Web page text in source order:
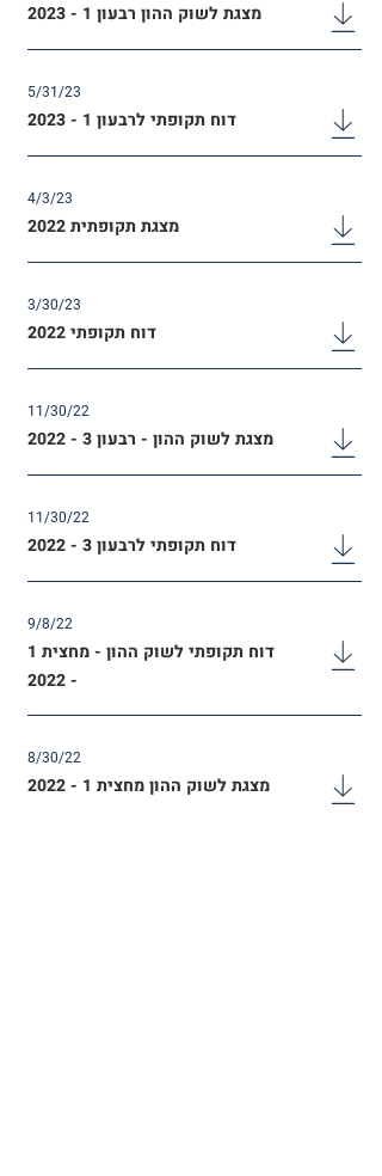
מצגת לשוק ההון רבעון 1 - 2023
5/31/23
דוח תקופתי לרבעון 1 - 2023
4/3/23
מצגת תקופתית 2022
3/30/23
דוח תקופתי 2022
11/30/22
מצגת לשוק ההון - רבעון 3 - 2022
11/30/22
דוח תקופתי לרבעון 3 - 2022
9/8/22
דוח תקופתי לשוק ההון - מחצית 1
- 2022
8/30/22
מצגת לשוק ההון מחצית 1 - 2022